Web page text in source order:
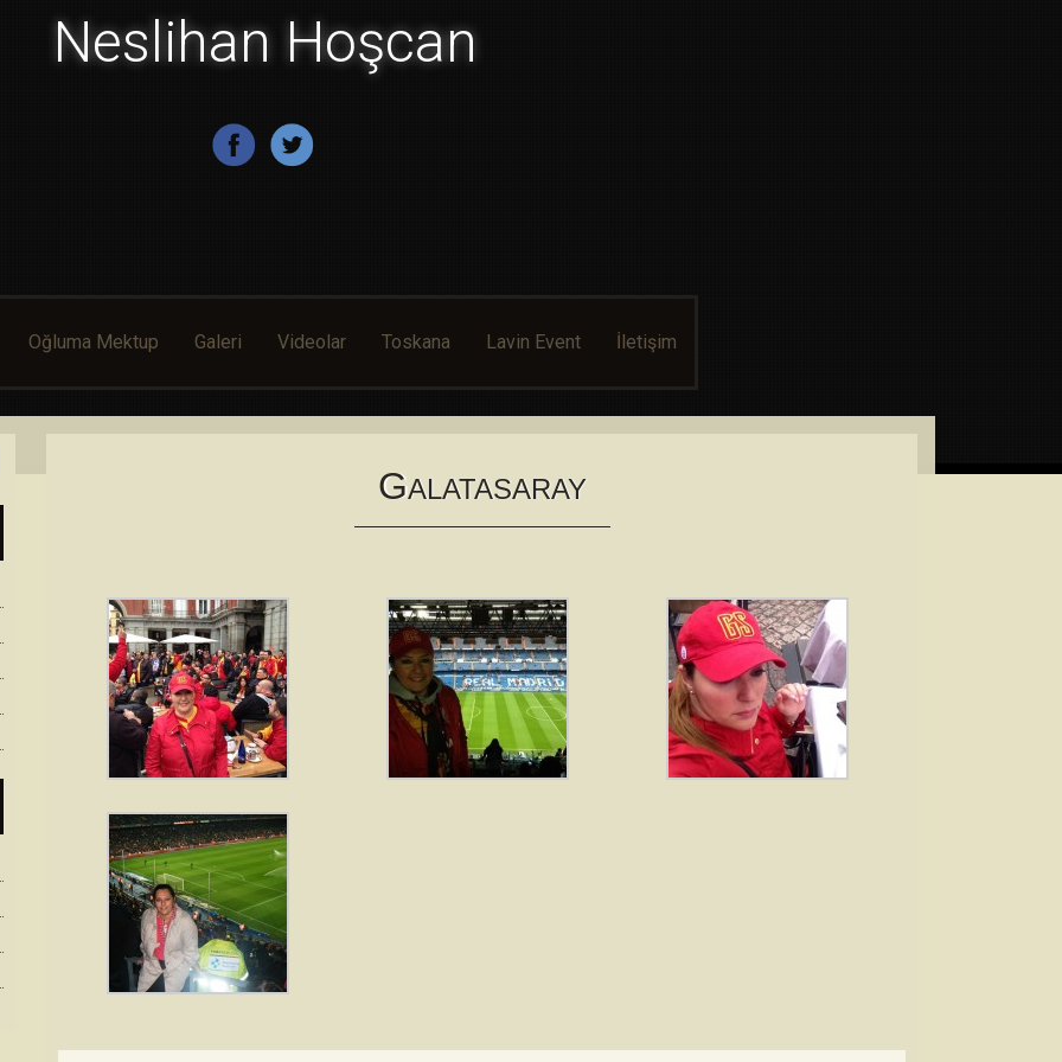
Neslihan Hoşcan
Oğluma Mektup Galeri Videolar Toskana Lavin Event İletişim
GALATASARAY